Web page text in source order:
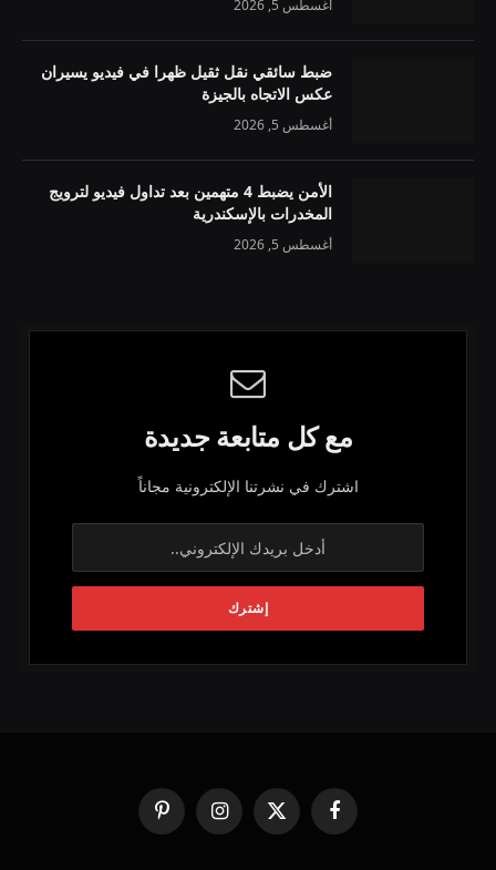
أغسطس 5, 2026
ضبط سائقي نقل ثقيل ظهرا في فيديو يسيران
عكس الاتجاه بالجيزة
أغسطس 5, 2026
الأمن يضبط 4 متهمين بعد تداول فيديو لترويج
المخدرات بالإسكندرية
أغسطس 5, 2026
مع كل متابعة جديدة
اشترك في نشرتنا الإلكترونية مجاناً
فيسبوك
X
(Twitter)
الانستغرامبينتيريست